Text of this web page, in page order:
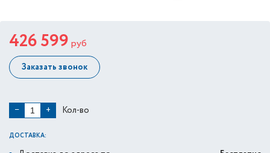
426 599 руб
Заказать звонок
− + Кол-во
ДОСТАВКА: